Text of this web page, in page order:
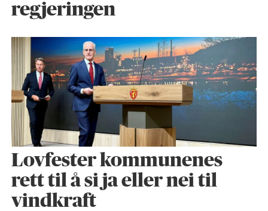
regjeringen
Lovfester kommunenes
rett til å si ja eller nei til
vindkraft